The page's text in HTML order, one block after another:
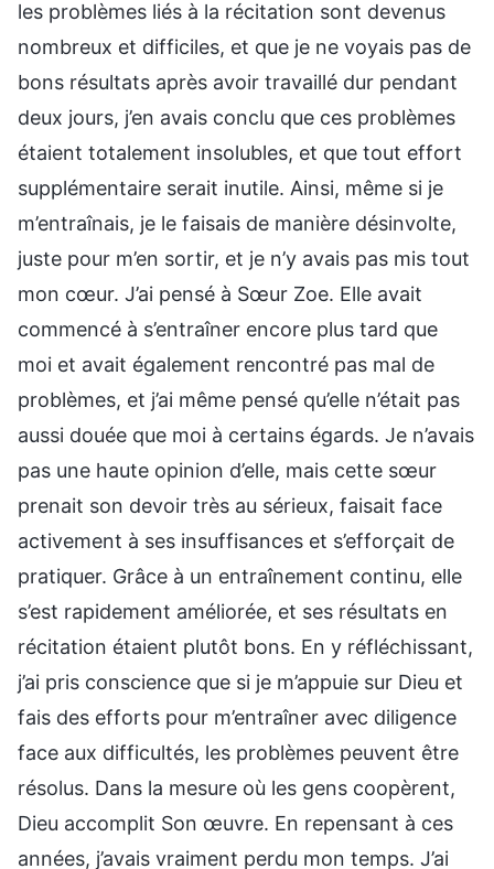
les problèmes liés à la récitation sont devenus
nombreux et difficiles, et que je ne voyais pas de
bons résultats après avoir travaillé dur pendant
deux jours, j’en avais conclu que ces problèmes
étaient totalement insolubles, et que tout effort
supplémentaire serait inutile. Ainsi, même si je
m’entraînais, je le faisais de manière désinvolte,
juste pour m’en sortir, et je n’y avais pas mis tout
mon cœur. J’ai pensé à Sœur Zoe. Elle avait
commencé à s’entraîner encore plus tard que
moi et avait également rencontré pas mal de
problèmes, et j’ai même pensé qu’elle n’était pas
aussi douée que moi à certains égards. Je n’avais
pas une haute opinion d’elle, mais cette sœur
prenait son devoir très au sérieux, faisait face
activement à ses insuffisances et s’efforçait de
pratiquer. Grâce à un entraînement continu, elle
s’est rapidement améliorée, et ses résultats en
récitation étaient plutôt bons. En y réfléchissant,
j’ai pris conscience que si je m’appuie sur Dieu et
fais des efforts pour m’entraîner avec diligence
face aux difficultés, les problèmes peuvent être
résolus. Dans la mesure où les gens coopèrent,
Dieu accomplit Son œuvre. En repensant à ces
années, j’avais vraiment perdu mon temps. J’ai